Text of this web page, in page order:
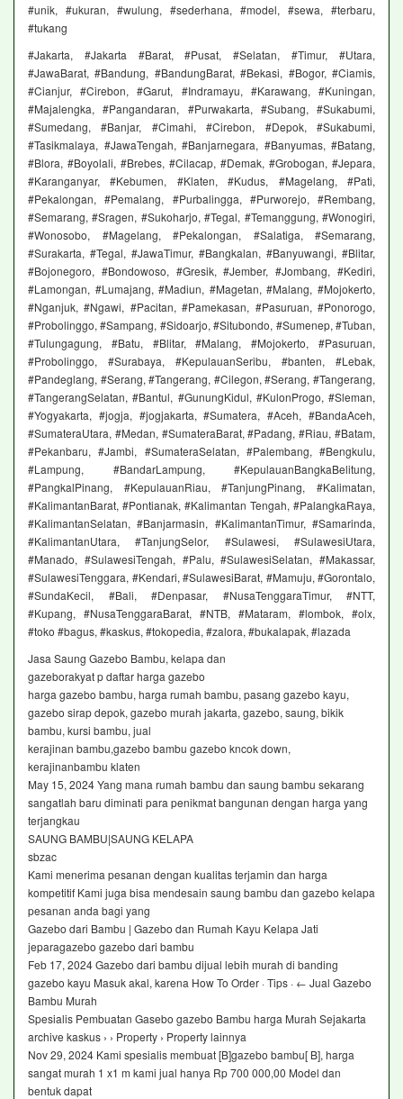
#unik, #ukuran, #wulung, #sederhana, #model, #sewa, #terbaru,
#tukang
#Jakarta, #Jakarta #Barat, #Pusat, #Selatan, #Timur, #Utara,
#JawaBarat, #Bandung, #BandungBarat, #Bekasi, #Bogor, #Ciamis,
#Cianjur, #Cirebon, #Garut, #Indramayu, #Karawang, #Kuningan,
#Majalengka, #Pangandaran, #Purwakarta, #Subang, #Sukabumi,
#Sumedang, #Banjar, #Cimahi, #Cirebon, #Depok, #Sukabumi,
#Tasikmalaya, #JawaTengah, #Banjarnegara, #Banyumas, #Batang,
#Blora, #Boyolali, #Brebes, #Cilacap, #Demak, #Grobogan, #Jepara,
#Karanganyar, #Kebumen, #Klaten, #Kudus, #Magelang, #Pati,
#Pekalongan, #Pemalang, #Purbalingga, #Purworejo, #Rembang,
#Semarang, #Sragen, #Sukoharjo, #Tegal, #Temanggung, #Wonogiri,
#Wonosobo, #Magelang, #Pekalongan, #Salatiga, #Semarang,
#Surakarta, #Tegal, #JawaTimur, #Bangkalan, #Banyuwangi, #Blitar,
#Bojonegoro, #Bondowoso, #Gresik, #Jember, #Jombang, #Kediri,
#Lamongan, #Lumajang, #Madiun, #Magetan, #Malang, #Mojokerto,
#Nganjuk, #Ngawi, #Pacitan, #Pamekasan, #Pasuruan, #Ponorogo,
#Probolinggo, #Sampang, #Sidoarjo, #Situbondo, #Sumenep, #Tuban,
#Tulungagung, #Batu, #Blitar, #Malang, #Mojokerto, #Pasuruan,
#Probolinggo, #Surabaya, #KepulauanSeribu, #banten, #Lebak,
#Pandeglang, #Serang, #Tangerang, #Cilegon, #Serang, #Tangerang,
#TangerangSelatan, #Bantul, #GunungKidul, #KulonProgo, #Sleman,
#Yogyakarta, #jogja, #jogjakarta, #Sumatera, #Aceh, #BandaAceh,
#SumateraUtara, #Medan, #SumateraBarat, #Padang, #Riau, #Batam,
#Pekanbaru, #Jambi, #SumateraSelatan, #Palembang, #Bengkulu,
#Lampung, #BandarLampung, #KepulauanBangkaBelitung,
#PangkalPinang, #KepulauanRiau, #TanjungPinang, #Kalimatan,
#KalimantanBarat, #Pontianak, #Kalimantan Tengah, #PalangkaRaya,
#KalimantanSelatan, #Banjarmasin, #KalimantanTimur, #Samarinda,
#KalimantanUtara, #TanjungSelor, #Sulawesi, #SulawesiUtara,
#Manado, #SulawesiTengah, #Palu, #SulawesiSelatan, #Makassar,
#SulawesiTenggara, #Kendari, #SulawesiBarat, #Mamuju, #Gorontalo,
#SundaKecil, #Bali, #Denpasar, #NusaTenggaraTimur, #NTT,
#Kupang, #NusaTenggaraBarat, #NTB, #Mataram, #lombok, #olx,
#toko #bagus, #kaskus, #tokopedia, #zalora, #bukalapak, #lazada
Jasa Saung Gazebo Bambu, kelapa dan
gazeborakyat p daftar harga gazebo
harga gazebo bambu, harga rumah bambu, pasang gazebo kayu,
gazebo sirap depok, gazebo murah jakarta, gazebo, saung, bikik
bambu, kursi bambu, jual
kerajinan bambu,gazebo bambu gazebo kncok down,
kerajinanbambu klaten
May 15, 2024 Yang mana rumah bambu dan saung bambu sekarang
sangatlah baru diminati para penikmat bangunan dengan harga yang
terjangkau
SAUNG BAMBU|SAUNG KELAPA
sbzac
Kami menerima pesanan dengan kualitas terjamin dan harga
kompetitif Kami juga bisa mendesain saung bambu dan gazebo kelapa
pesanan anda bagi yang
Gazebo dari Bambu | Gazebo dan Rumah Kayu Kelapa Jati
jeparagazebo gazebo dari bambu
Feb 17, 2024 Gazebo dari bambu dijual lebih murah di banding
gazebo kayu Masuk akal, karena How To Order · Tips · ← Jual Gazebo
Bambu Murah
Spesialis Pembuatan Gasebo gazebo Bambu harga Murah Sejakarta
archive kaskus › › Property › Property lainnya
Nov 29, 2024 Kami spesialis membuat [B]gazebo bambu[ B], harga
sangat murah 1 x1 m kami jual hanya Rp 700 000,00 Model dan
bentuk dapat